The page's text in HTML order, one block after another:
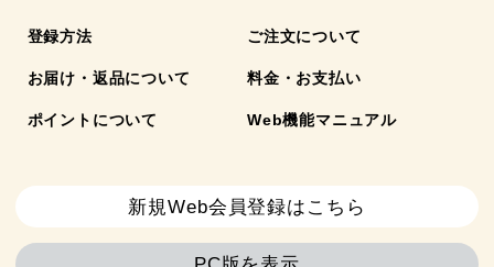
登録方法 ご注文について
お届け・返品について 料金・お支払い
ポイントについて Web機能マニュアル
新規Web会員登録はこちら